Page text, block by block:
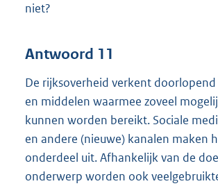
niet?
Antwoord 11
De rijksoverheid verkent
en middelen waarmee zoveel
kunnen worden bereikt. Sociale
en andere (nieuwe) kanalen maken
onderdeel uit. Afhankelijk van de
onderwerp worden ook